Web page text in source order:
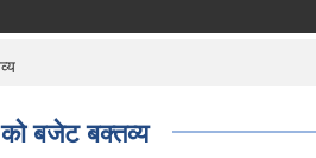
बजेट बक्तव्य